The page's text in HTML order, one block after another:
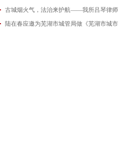
2026-06-18
古城烟火气，法治来护航——我所吕琴律师
2026-05-21
陆在春应邀为芜湖市城管局做《芜湖市城市